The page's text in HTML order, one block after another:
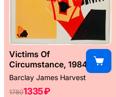
Victims Of
Circumstance, 1984
Barclay James Harvest
17801335 ₽